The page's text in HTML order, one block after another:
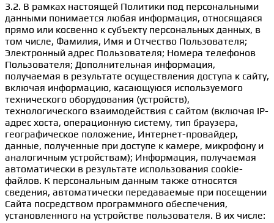
3.2. В рамках настоящей Политики под персональными
данными понимается любая информация, относящаяся
прямо или косвенно к субъекту персональных данных, в
том числе, Фамилия, Имя и Отчество Пользователя;
Электронный адрес Пользователя; Номера телефонов
Пользователя; Дополнительная информация,
получаемая в результате осуществления доступа к сайту,
включая информацию, касающуюся используемого
технического оборудования (устройств),
технологического взаимодействия с сайтом (включая IP-
адрес хоста, операционную систему, тип браузера,
географическое положение, Интернет-провайдер,
данные, полученные при доступе к камере, микрофону и
аналогичным устройствам); Информация, получаемая
автоматически в результате использования cookie-
файлов. К персональным данным также относятся
сведения, автоматически передаваемые при посещении
Сайта посредством программного обеспечения,
установленного на устройстве пользователя. В их числе: